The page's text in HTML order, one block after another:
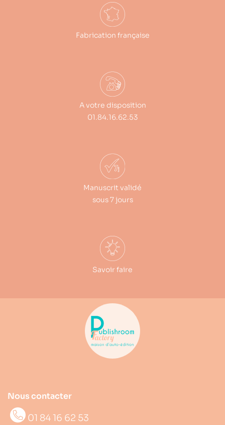
Fabrication française
A votre disposition
01.84.16.62.53
Manuscrit validé
sous 7 jours
Savoir faire
Nous contacter
01 84 16 62 53